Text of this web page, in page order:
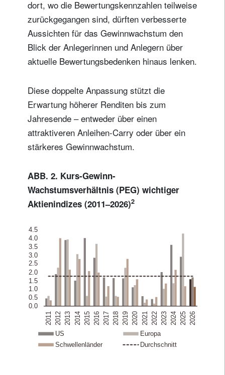
dort, wo die Bewertungskennzahlen teilweise
zurückgegangen sind, dürften verbesserte
Aussichten für das Gewinnwachstum den
Blick der Anlegerinnen und Anlegern über
aktuelle Bewertungsbedenken hinaus lenken.
Diese doppelte Anpassung stützt die
Erwartung höherer Renditen bis zum
Jahresende – entweder über einen
attraktiveren Anleihen-Carry oder über ein
stärkeres Gewinnwachstum.
ABB. 2. Kurs-Gewinn-
Wachstumsverhältnis (PEG) wichtiger
Aktienindizes (2011–2026)2